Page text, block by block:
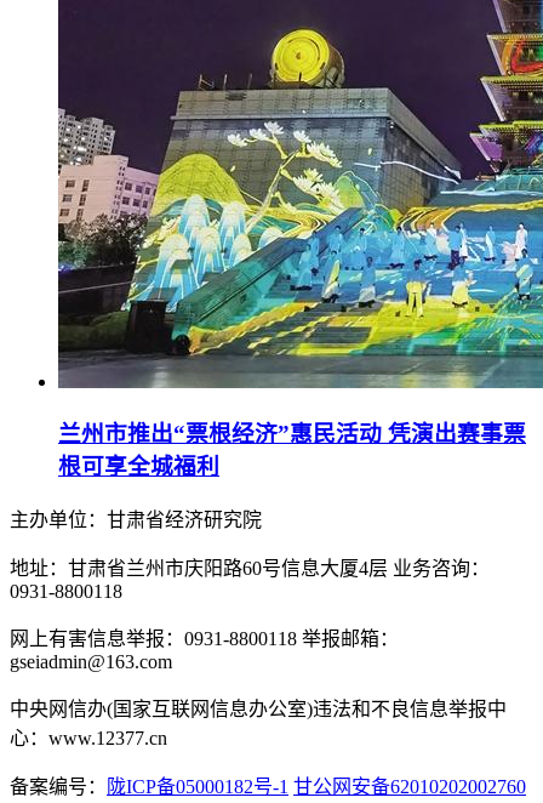
兰州市推出“票根经济”惠民活动 凭演出赛事票
根可享全城福利
主办单位：甘肃省经济研究院
地址：甘肃省兰州市庆阳路60号信息大厦4层 业务咨询：
0931-8800118
网上有害信息举报：0931-8800118 举报邮箱：
gseiadmin@163.com
中央网信办(国家互联网信息办公室)违法和不良信息举报中
心：www.12377.cn
备案编号： 陇ICP备05000182号-1 甘公网安备62010202002760